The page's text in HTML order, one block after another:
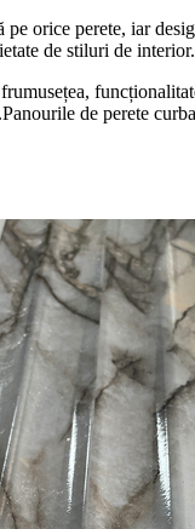
orice perete, iar
de stiluri de interior.
de perete